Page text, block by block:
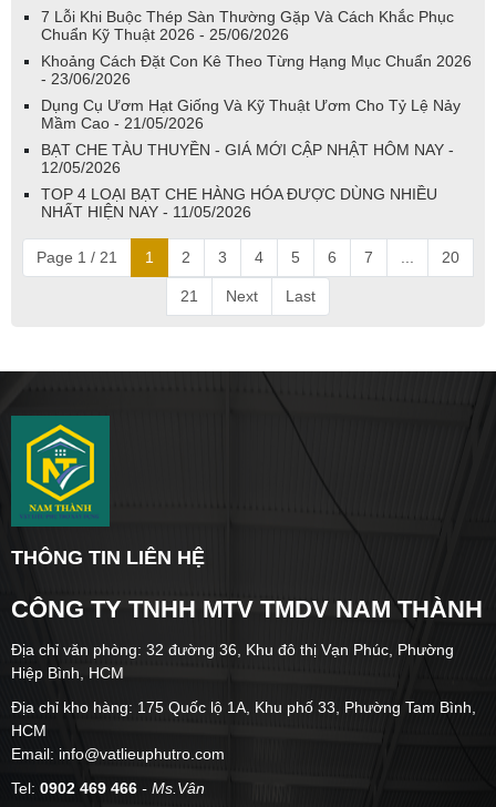
7 Lỗi Khi Buộc Thép Sàn Thường Gặp Và Cách Khắc Phục
Chuẩn Kỹ Thuật 2026 - 25/06/2026
Khoảng Cách Đặt Con Kê Theo Từng Hạng Mục Chuẩn 2026
- 23/06/2026
Dụng Cụ Ươm Hạt Giống Và Kỹ Thuật Ươm Cho Tỷ Lệ Nảy
Mầm Cao - 21/05/2026
BẠT CHE TÀU THUYỀN - GIÁ MỚI CẬP NHẬT HÔM NAY -
12/05/2026
TOP 4 LOẠI BẠT CHE HÀNG HÓA ĐƯỢC DÙNG NHIỀU
NHẤT HIỆN NAY - 11/05/2026
Page 1 / 21 1 2 3 4 5 6 7 20
21 Next Last
THÔNG TIN LIÊN HỆ
CÔNG TY TNHH MTV TMDV NAM THÀNH
Địa chỉ văn phòng: 32 đường 36, Khu đô thị Vạn Phúc, Phường
Hiệp Bình, HCM
Địa chỉ kho hàng: 175 Quốc lộ 1A, Khu phố 33, Phường Tam Bình,
HCM
Email: info@vatlieuphutro.com
Tel: 0902 469 466 - Ms.Vân